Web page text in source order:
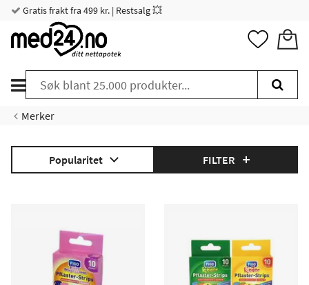
Gratis frakt fra 499 kr. | Restsalg 💥
Merker
Popularitet FILTER